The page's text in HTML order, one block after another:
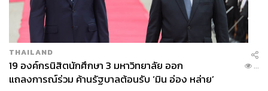
THAILAND
19 องค์กรนิสิตนักศึกษา 3 มหาวิทยาลัย ออก
แถลงการณ์ร่วม ค้านรัฐบาลต้อนรับ ‘มิน อ่อง หล่าย’
...